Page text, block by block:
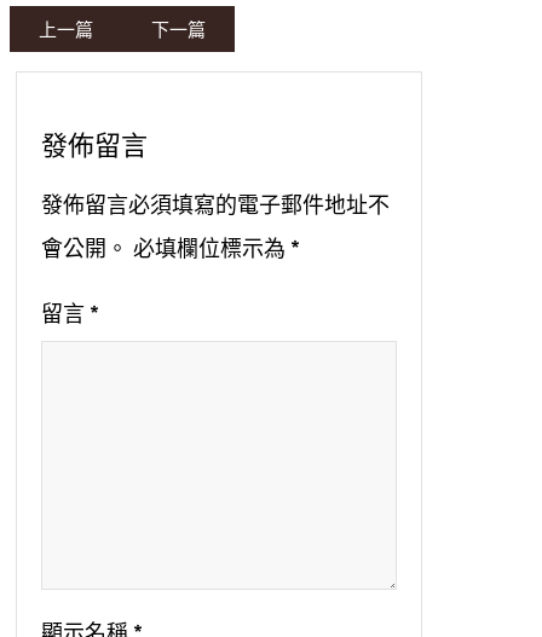
上一篇 下一篇
發佈留言
發佈留言必須填寫的電子郵件地址不
會公開。 必填欄位標示為 *
留言 *